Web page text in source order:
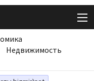
Недвижимость